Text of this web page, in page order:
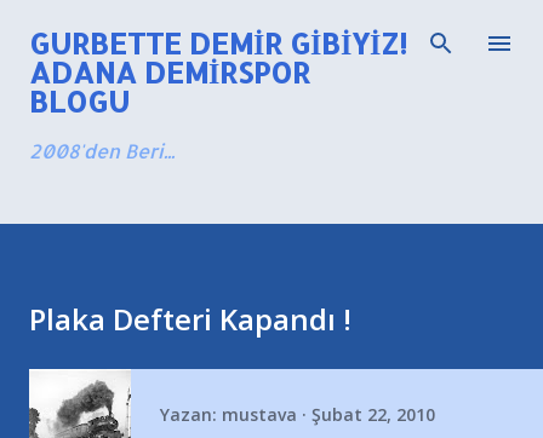
Ana içeriğe atla
GURBETTE DEMIR GIBIYIZ!
ADANA DEMIRSPOR
BLOGU
2008'den Beri...
Plaka Defteri Kapandı !
Yazan: mustava Şubat 22, 2010